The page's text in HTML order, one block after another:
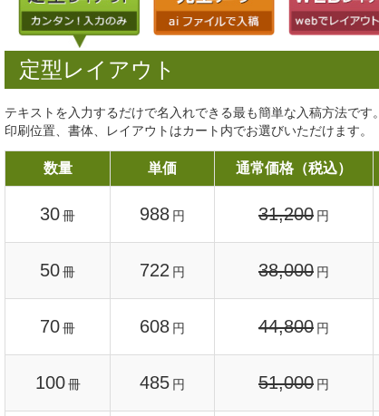
定型レイアウト
テキストを入力するだけで名入れできる最も簡単な入稿方法です。
印刷位置、書体、レイアウトはカート内でお選びいただけます。
数量 単価 通常価格（税込）
30冊 988 円 31,200 円
50冊 722 円 38,000 円
70冊 608 円 44,800 円
100 冊 485 円 51,000 円